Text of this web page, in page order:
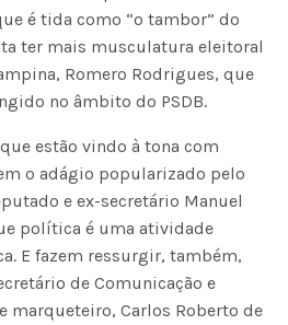
é tida como “o tambor” do
ter mais musculatura eleitoral
Romero Rodrigues, que
no âmbito do PSDB.
estão vindo à tona com
o adágio popularizado pelo
e ex-secretário Manuel
política é uma atividade
E fazem ressurgir, também,
de Comunicação e
marqueteiro, Carlos Roberto de